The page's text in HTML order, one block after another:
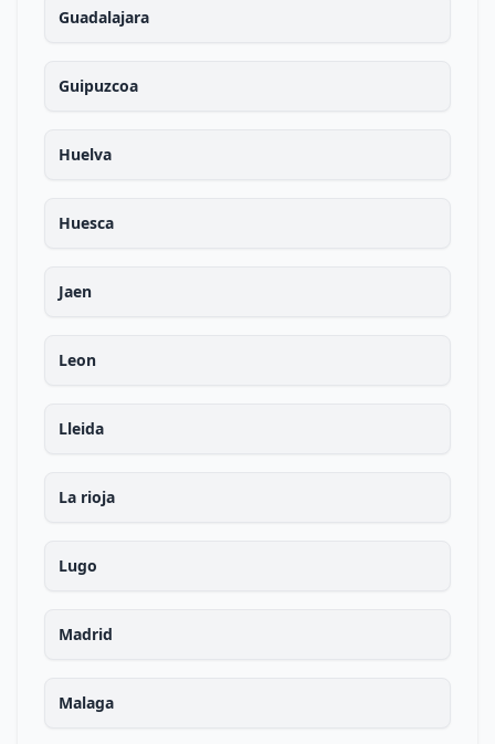
Guadalajara
Guipuzcoa
Huelva
Huesca
Jaen
Leon
Lleida
La rioja
Lugo
Madrid
Malaga